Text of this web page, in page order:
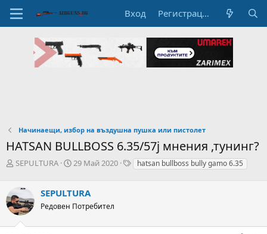
Вход Регистрация
Начинаещи, избор на въздушна пушка или пистолет
HATSAN BULLBOSS 6.35/57j мнения ,тунинг?
А
о
р
н
а
SEPULTURA
Н
а
л
а
29 Май 2020
Thatsan bullboss bully gamo 6.35
SEPULTURA
Редовен Потребител